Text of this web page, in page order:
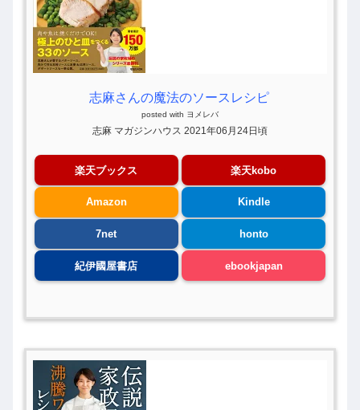
志麻さんの魔法のソースレシピ
posted with ヨメレバ
志麻 マガジンハウス 2021年06月24日頃
楽天ブックス 楽天kobo
Amazon Kindle
7net honto
紀伊國屋書店 ebookjapan